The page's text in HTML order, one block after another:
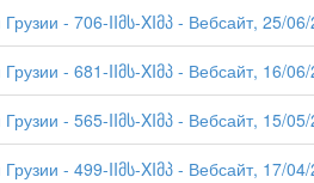
Грузии - 706-IIმს-XIმპ - Вебсайт, 25/
Грузии - 681-IIმს-XIმპ - Вебсайт, 16/
Грузии - 565-IIმს-XIმპ - Вебсайт, 15/
Грузии - 499-IIმს-XIმპ - Вебсайт, 17/